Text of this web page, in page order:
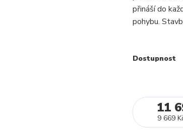
přináší do
pohybu.
Dostupnost
11
9 669